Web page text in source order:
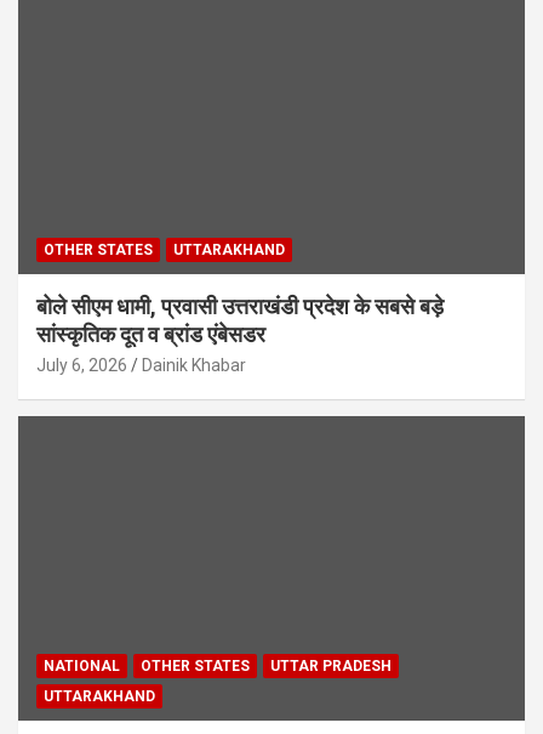
OTHER STATES UTTARAKHAND
बोले सीएम धामी, प्रवासी उत्तराखंडी प्रदेश के सबसे बड़े
सांस्कृतिक दूत व ब्रांड एंबेसडर
July 6, 2026 Dainik Khabar
NATIONAL OTHER STATES
UTTAR PRADESH
UTTARAKHAND